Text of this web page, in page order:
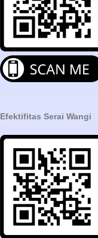
Efektifitas Serai Wangi